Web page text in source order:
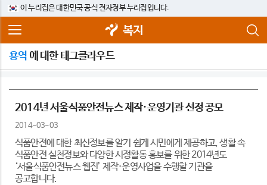
이 누리집은 대한민국 공식 전자정부 누리집입니다.
복지
용역 에 대한 태그클라우드
2014년 서울식품안전뉴스 제작·운영기관 선정 공모
2014-03-03
식품안전에 대한 최신정보를 알기 쉽게 시민에게 제공하고, 생활 속
식품안전 실천정보와 다양한 시정활동 홍보를 위한 2014년도
‘서울식품안전뉴스 웹진’ 제작·운영사업을 수행할 기관을
공고합니다.